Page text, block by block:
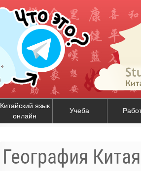
Китайский язык
онлайн
Учеба
География Китая